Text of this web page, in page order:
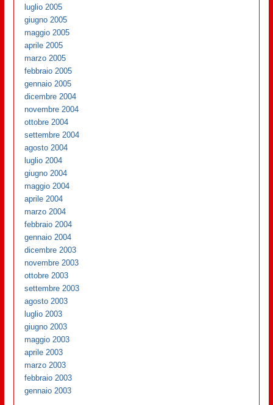
luglio 2005
giugno 2005
maggio 2005
aprile 2005
marzo 2005
febbraio 2005
gennaio 2005
dicembre 2004
novembre 2004
ottobre 2004
settembre 2004
agosto 2004
luglio 2004
giugno 2004
maggio 2004
aprile 2004
marzo 2004
febbraio 2004
gennaio 2004
dicembre 2003
novembre 2003
ottobre 2003
settembre 2003
agosto 2003
luglio 2003
giugno 2003
maggio 2003
aprile 2003
marzo 2003
febbraio 2003
gennaio 2003